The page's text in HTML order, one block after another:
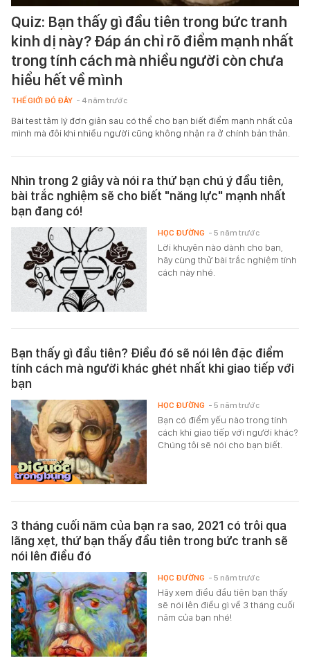
Quiz: Bạn thấy gì đầu tiên trong bức tranh
kinh dị này? Đáp án chỉ rõ điểm mạnh nhất
trong tính cách mà nhiều người còn chưa
hiểu hết về mình
THẾ GIỚI ĐÓ ĐÂY - 4 năm trước
Bài test tâm lý đơn giản sau có thể cho bạn biết điểm mạnh nhất của
mình mà đôi khi nhiều người cũng không nhận ra ở chính bản thân.
Nhìn trong 2 giây và nói ra thứ bạn chú ý đầu tiên,
bài trắc nghiệm sẽ cho biết "năng lực" mạnh nhất
bạn đang có!
Lời khuyên nào dành cho bạn,
hãy cùng thử bài trắc nghiệm tính
cách này nhé.
HỌC ĐƯỜNG - 5 năm trước
Bạn thấy gì đầu tiên? Điều đó sẽ nói lên đặc điểm
tính cách mà người khác ghét nhất khi giao tiếp với
bạn
Bạn có điểm yếu nào trong tính
cách khi giao tiếp với người khác?
Chúng tôi sẽ nói cho bạn biết.
HỌC ĐƯỜNG - 5 năm trước
3 tháng cuối năm của bạn ra sao, 2021 có trôi qua
lãng xẹt, thứ bạn thấy đầu tiên trong bức tranh sẽ
nói lên điều đó
Hãy xem điều đầu tiên bạn thấy
sẽ nói lên điều gì về 3 tháng cuối
năm của bạn nhé!
HỌC ĐƯỜNG - 5 năm trước